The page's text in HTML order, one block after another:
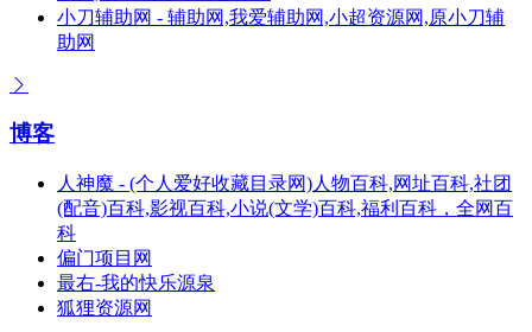
小刀辅助网 - 辅助网,我爱辅助网,小超资源网,原小刀辅
助网
博客
人神魔 - (个人爱好收藏目录网)人物百科,网址百科,社团
(配音)百科,影视百科,小说(文学)百科,福利百科，全网百
科
偏门项目网
最右-我的快乐源泉
狐狸资源网